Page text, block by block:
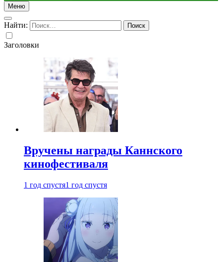
Меню
Найти:
Заголовки
Вручены награды Каннского
кинофестиваля
1 год спустя1 год спустя